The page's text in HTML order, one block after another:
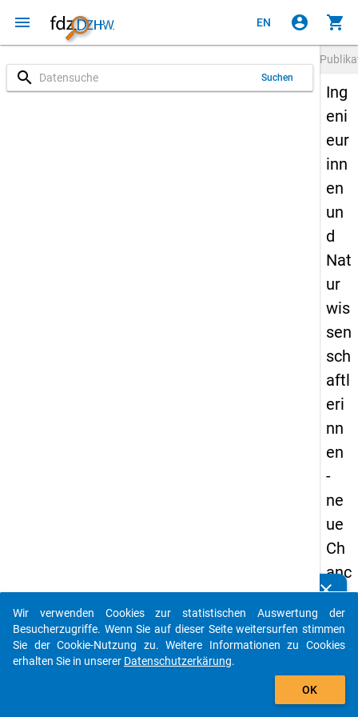
menu EN account_circle shopping_cart
search Suchen
Ing
eni
eur
inn
en
un
d
Nat
ur
wis
sen
sch
aftl
eri
nn
en
-
ne
ue
Ch
anc
en
zwi
sch
clear
Kennen Sie Publikationen, die auf Basis unserer
Datenpakete entstanden sind? Dann teilen Sie uns diese
bitte mit...
auto_stories
Wir verwenden Cookies zur statistischen Auswertung der
Besucherzugriffe. Wenn Sie auf dieser Seite weitersurfen stimmen
Sie der Cookie-Nutzung zu. Weitere Informationen zu Cookies
erhalten Sie in unserer Datenschutzerkärung.
OK